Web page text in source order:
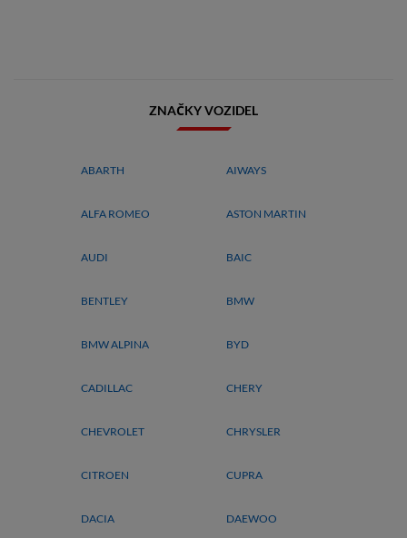
ZNAČKY VOZIDEL
ABARTH AIWAYS
ALFA ROMEO ASTON MARTIN
AUDI BAIC
BENTLEY BMW
BMW ALPINA BYD
CADILLAC CHERY
CHEVROLET CHRYSLER
CITROEN CUPRA
DACIA DAEWOO